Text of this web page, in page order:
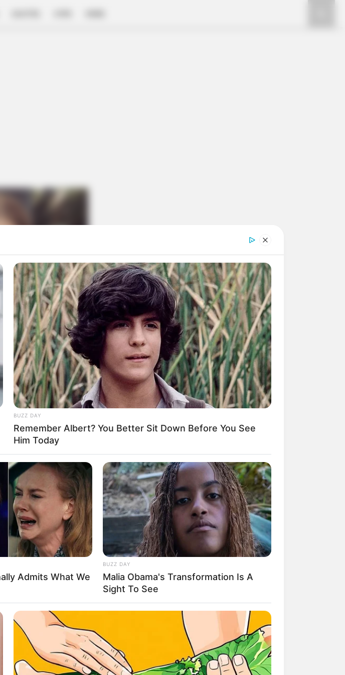
LINE
Serem! 9 Chat Ojek Online &
Pelanggan Ini Bikin Auto
Merinding
BUZZ DAY
Remember Albert? You Better Sit Down Before You See
Him Today
Admits What We
BUZZ DAY
Malia Obama's Transformation Is A
Sight To See